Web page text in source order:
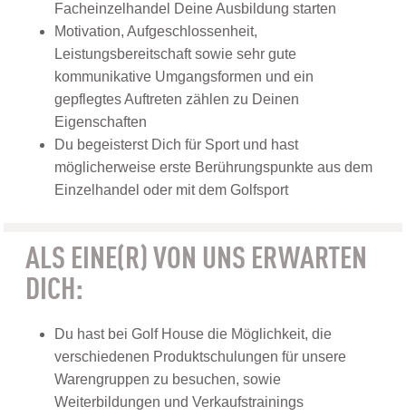
Facheinzelhandel Deine Ausbildung starten
Motivation, Aufgeschlossenheit,
Leistungsbereitschaft sowie sehr gute
kommunikative Umgangsformen und ein
gepflegtes Auftreten zählen zu Deinen
Eigenschaften
Du begeisterst Dich für Sport und hast
möglicherweise erste Berührungspunkte aus dem
Einzelhandel oder mit dem Golfsport
ALS EINE(R) VON UNS ERWARTEN
DICH:
Du hast bei Golf House die Möglichkeit, die
verschiedenen Produktschulungen für unsere
Warengruppen zu besuchen, sowie
Weiterbildungen und Verkaufstrainings